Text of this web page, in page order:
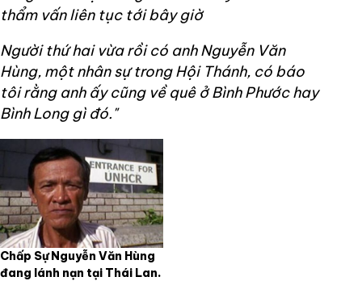
thẩm vấn liên tục tới bây giờ
Người thứ hai vừa rồi có anh Nguyễn Văn
Hùng, một nhân sự trong Hội Thánh, có báo
tôi rằng anh ấy cũng về quê ở Bình Phước hay
Bình Long gì đó."
Chấp Sự Nguyễn Văn Hùng
đang lánh nạn tại Thái Lan.